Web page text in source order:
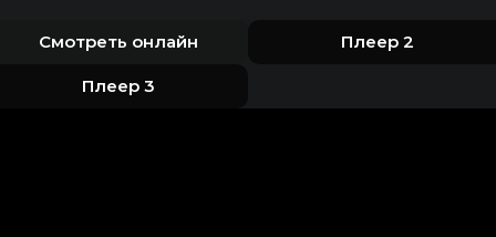
Смотреть онлайн Плеер 2
Плеер 3